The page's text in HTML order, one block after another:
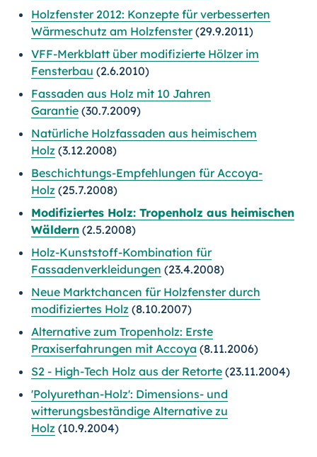
Holzfenster 2012: Konzepte für verbesserten
Wärmeschutz am Holzfenster(29.9.2011)
VFF-Merkblatt über modifizierte Hölzer im
Fensterbau (2.6.2010)
Fassaden aus Holz mit 10 Jahren
Garantie (30.7.2009)
Natürliche Holzfassaden aus heimischem
Holz (3.12.2008)
Beschichtungs-Empfehlungen für Accoya-
Holz (25.7.2008)
Modifiziertes Holz: Tropenholz aus heimischen
Wäldern (2.5.2008)
Holz-Kunststoff-Kombination für
Fassadenverkleidungen (23.4.2008)
Neue Marktchancen für Holzfenster durch
modifiziertes Holz (8.10.2007)
Alternative zum Tropenholz: Erste
Praxiserfahrungen mit Accoya (8.11.2006)
S2 - High-Tech Holz aus der Retorte (23.11.2004)
'Polyurethan-Holz': Dimensions- und
witterungsbeständige Alternative zu
Holz (10.9.2004)